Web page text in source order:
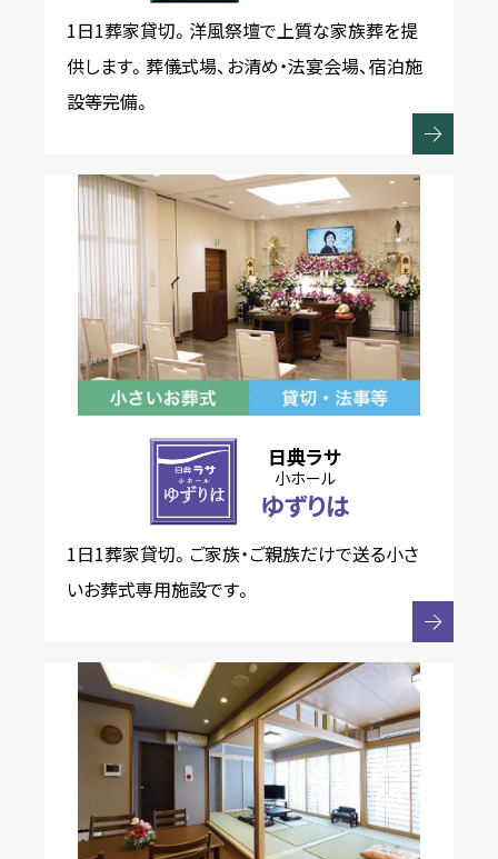
1日1葬家貸切。洋風祭壇で上質な家族葬を提
供します。葬儀式場、お清め・法宴会場、宿泊施
設等完備。
日典ラサ
小ホール
ゆずりは
1日1葬家貸切。ご家族・ご親族だけで送る小さ
いお葬式専用施設です。